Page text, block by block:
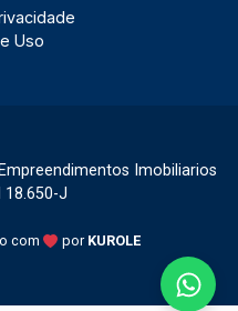
Uso
Imobiliarios
18.650-J
com por KUROLE